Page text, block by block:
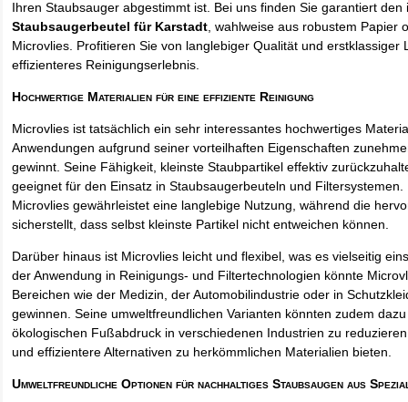
Ihren Staubsauger abgestimmt ist. Bei uns finden Sie garantiert den
Staubsaugerbeutel für Karstadt, wahlweise aus robustem Papier
Microvlies. Profitieren Sie von langlebiger Qualität und erstklassiger
effizienteres Reinigungserlebnis.
Hochwertige Materialien für eine effiziente Reinigung
Microvlies ist tatsächlich ein sehr interessantes hochwertiges
Anwendungen aufgrund seiner vorteilhaften Eigenschaften
gewinnt. Seine Fähigkeit, kleinste Staubpartikel effektiv
geeignet für den Einsatz in Staubsaugerbeuteln und
Microvlies gewährleistet eine langlebige Nutzung, während die
sicherstellt, dass selbst kleinste Partikel nicht entweichen können.
Darüber hinaus ist Microvlies leicht und flexibel, was es vielseitig
der Anwendung in Reinigungs- und Filtertechnologien könnte
Bereichen wie der Medizin, der Automobilindustrie oder in
gewinnen. Seine umweltfreundlichen Varianten könnten zudem
ökologischen Fußabdruck in verschiedenen Industrien zu
und effizientere Alternativen zu herkömmlichen Materialien bieten.
Umweltfreundliche Optionen für nachhaltiges Staubsaugen aus